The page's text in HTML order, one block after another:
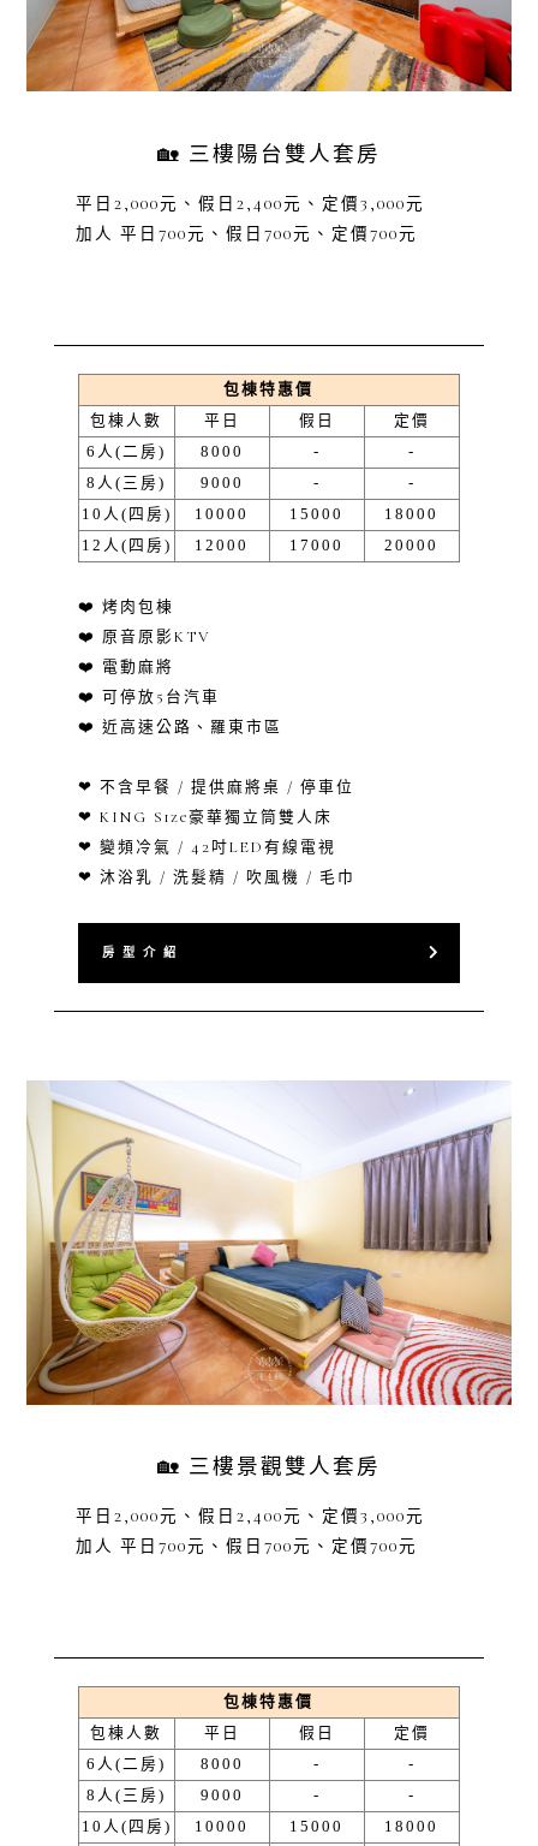
🏡 三樓陽台雙人套房
平日2,000元、假日2,400元、定價3,000元
加人 平日700元、假日700元、定價700元
包棟特惠價
包棟人數
平日 假日
定價
6人(二房)
8000 -
-
8人(三房)
9000 -
-
10人(四房)
10000 15000
18000
12人(四房)
12000 17000 20000
❤️ 烤肉包棟
❤️ 原音原影KTV
❤️ 電動麻將
❤️ 可停放5台汽車
❤️ 近高速公路、羅東市區
❤ 不含早餐 / 提供麻將桌 / 停車位
❤ KING Size豪華獨立筒雙人床
❤ 變頻冷氣 / 42吋LED有線電視
❤ 沐浴乳 / 洗髮精 / 吹風機 / 毛巾
房 型 介 紹
🏡 三樓景觀雙人套房
平日2,000元、假日2,400元、定價3,000元
加人 平日700元、假日700元、定價700元
包棟特惠價
包棟人數
平日 假日
定價
6人(二房)
8000 -
-
8人(三房)
9000 -
-
10人(四房)
10000 15000 18000